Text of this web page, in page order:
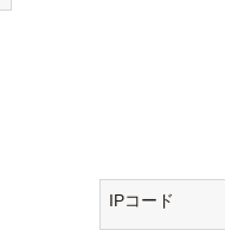
IPコード